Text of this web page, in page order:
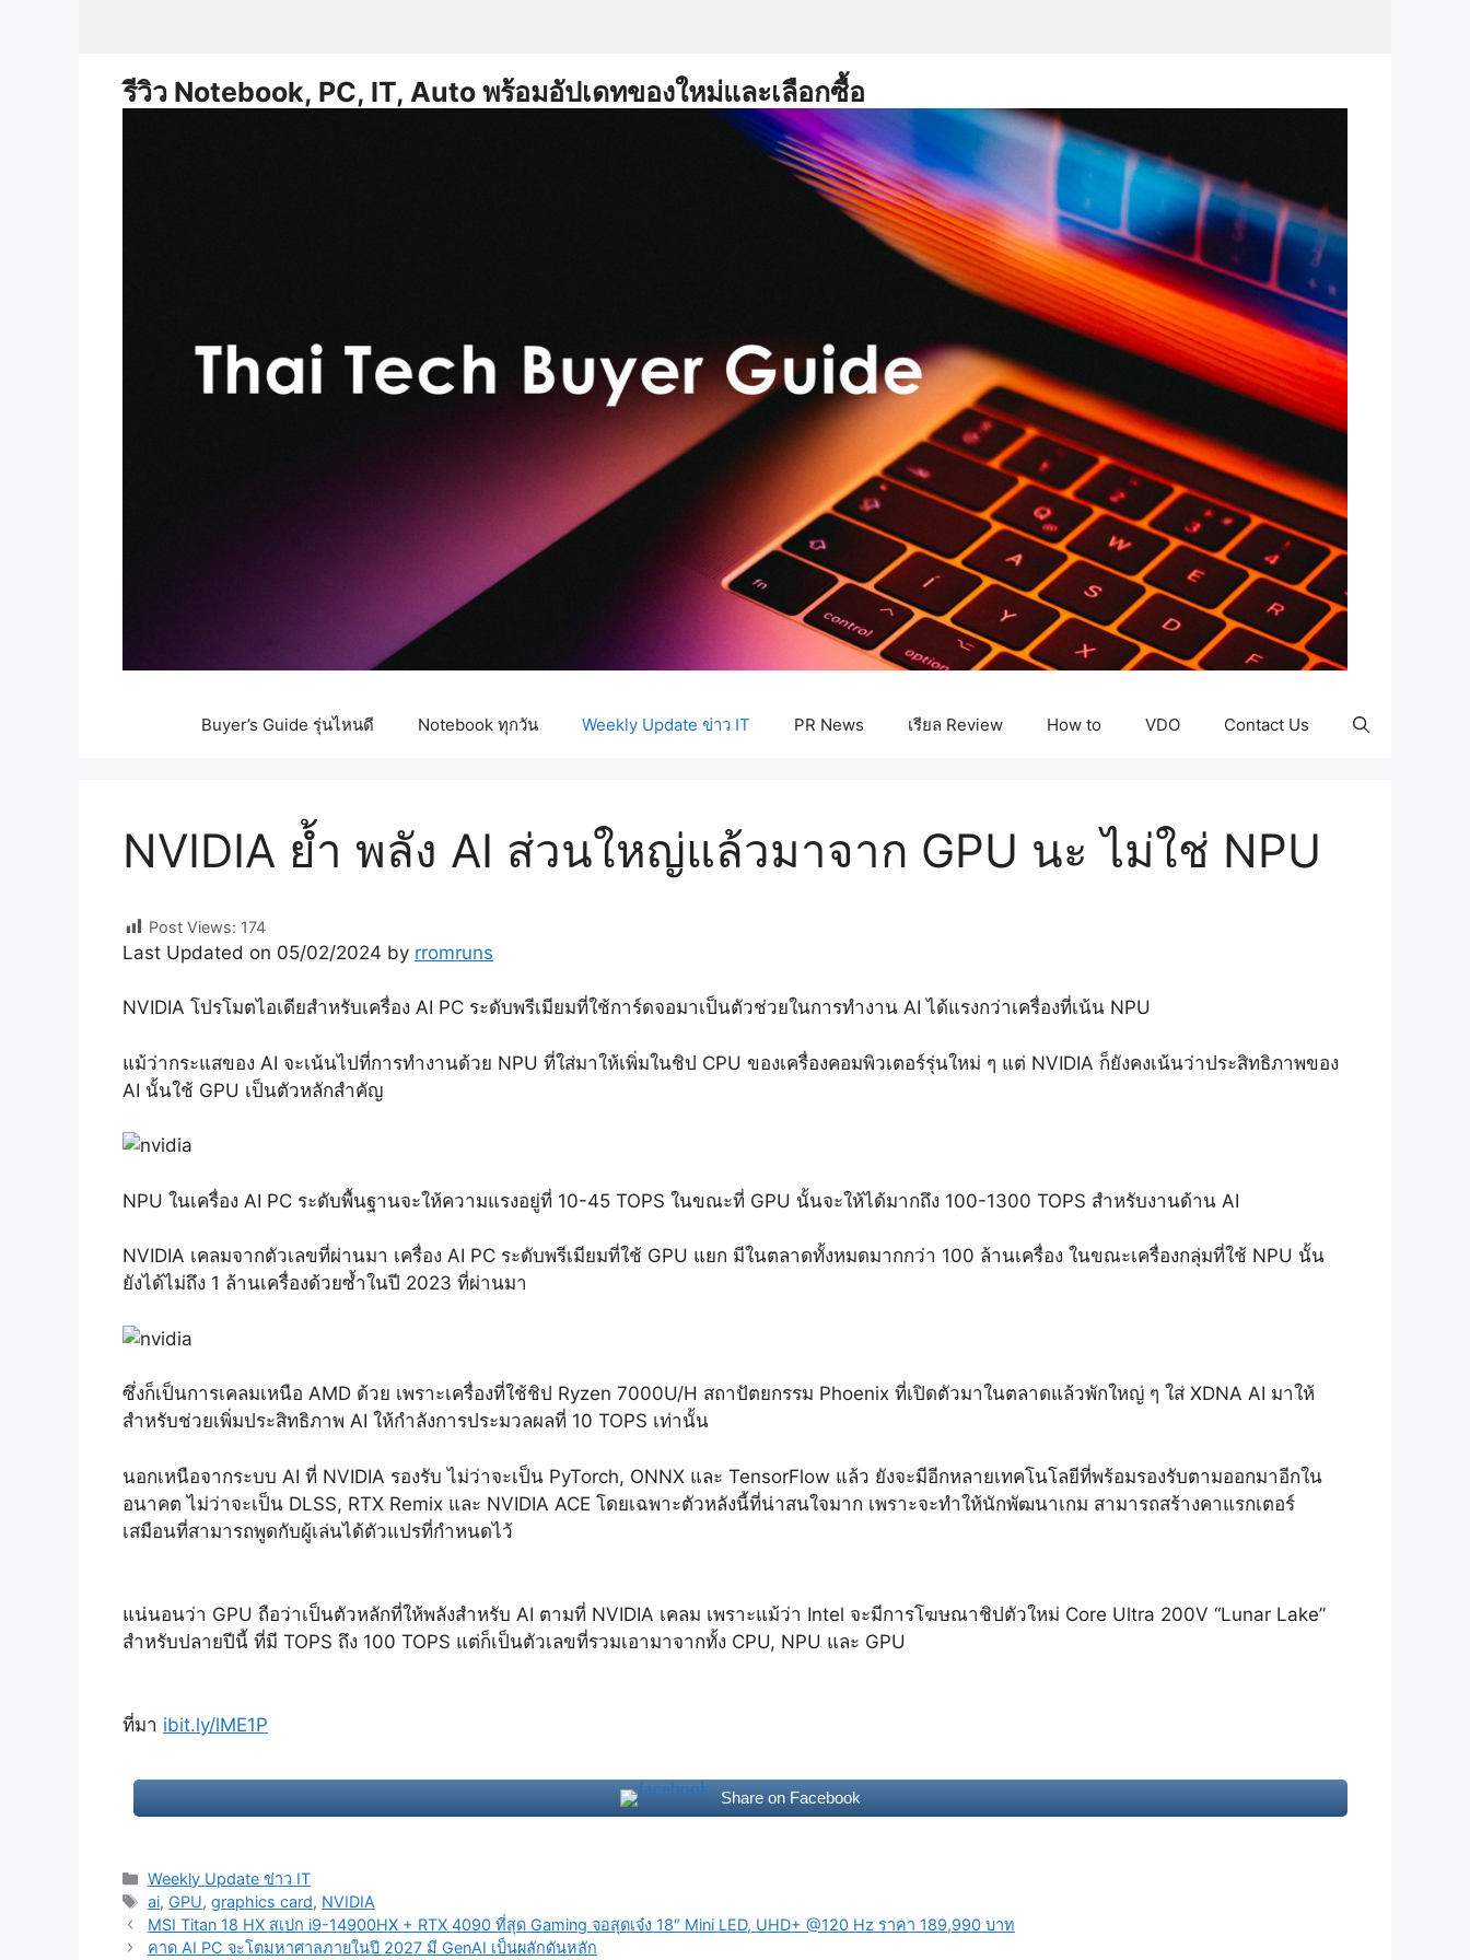
รีวิว Notebook, PC, IT, Auto พร้อมอัปเดทของใหม่และเลือกซื้อ
Buyer’s Guide รุ่นไหนดี Notebook ทุกวัน Weekly Update ข่าว IT PR News เรียล Review How to VDO Contact Us
NVIDIA ย้ำ พลัง AI ส่วนใหญ่แล้วมาจาก GPU นะ ไม่ใช่ NPU
Post Views: 174
Last Updated on 05/02/2024 by rromruns
NVIDIA โปรโมตไอเดียสำหรับเครื่อง AI PC ระดับพรีเมียมที่ใช้การ์ดจอมาเป็นตัวช่วยในการทำงาน AI ได้แรงกว่าเครื่องที่เน้น NPU
แม้ว่ากระแสของ AI จะเน้นไปที่การทำงานด้วย NPU ที่ใส่มาให้เพิ่มในชิป CPU ของเครื่องคอมพิวเตอร์รุ่นใหม่ ๆ แต่ NVIDIA ก็ยังคงเน้นว่าประสิทธิภาพของ
AI นั้นใช้ GPU เป็นตัวหลักสำคัญ
NPU ในเครื่อง AI PC ระดับพื้นฐานจะให้ความแรงอยู่ที่ 10-45 TOPS ในขณะที่ GPU นั้นจะให้ได้มากถึง 100-1300 TOPS สำหรับงานด้าน AI
NVIDIA เคลมจากตัวเลขที่ผ่านมา เครื่อง AI PC ระดับพรีเมียมที่ใช้ GPU แยก มีในตลาดทั้งหมดมากกว่า 100 ล้านเครื่อง ในขณะเครื่องกลุ่มที่ใช้ NPU นั้น
ยังได้ไม่ถึง 1 ล้านเครื่องด้วยซ้ำในปี 2023 ที่ผ่านมา
ซึ่งก็เป็นการเคลมเหนือ AMD ด้วย เพราะเครื่องที่ใช้ชิป Ryzen 7000U/H สถาปัตยกรรม Phoenix ที่เปิดตัวมาในตลาดแล้วพักใหญ่ ๆ ใส่ XDNA AI มาให้
สำหรับช่วยเพิ่มประสิทธิภาพ AI ให้กำลังการประมวลผลที่ 10 TOPS เท่านั้น
นอกเหนือจากระบบ AI ที่ NVIDIA รองรับ ไม่ว่าจะเป็น PyTorch, ONNX และ TensorFlow แล้ว ยังจะมีอีกหลายเทคโนโลยีที่พร้อมรองรับตามออกมาอีกใน
อนาคต ไม่ว่าจะเป็น DLSS, RTX Remix และ NVIDIA ACE โดยเฉพาะตัวหลังนี้ที่น่าสนใจมาก เพราะจะทำให้นักพัฒนาเกม สามารถสร้างคาแรกเตอร์
เสมือนที่สามารถพูดกับผู้เล่นได้ตัวแปรที่กำหนดไว้
แน่นอนว่า GPU ถือว่าเป็นตัวหลักที่ให้พลังสำหรับ AI ตามที่ NVIDIA เคลม เพราะแม้ว่า Intel จะมีการโฆษณาชิปตัวใหม่ Core Ultra 200V “Lunar Lake”
สำหรับปลายปีนี้ ที่มี TOPS ถึง 100 TOPS แต่ก็เป็นตัวเลขที่รวมเอามาจากทั้ง CPU, NPU และ GPU
ที่มา ibit.ly/lME1P
Share on Facebook
Categories
Weekly Update ข่าว IT
Tags
ai, GPU,graphics card, NVIDIA
Post
navigation
MSI Titan 18 HX สเปก i9-14900HX + RTX 4090 ที่สุด Gaming จอสุดเจ๋ง 18″ Mini LED, UHD+ @120 Hz ราคา 189,990 บาท
คาด AI PC จะโตมหาศาลภายในปี 2027 มี GenAI เป็นผลักดันหลัก